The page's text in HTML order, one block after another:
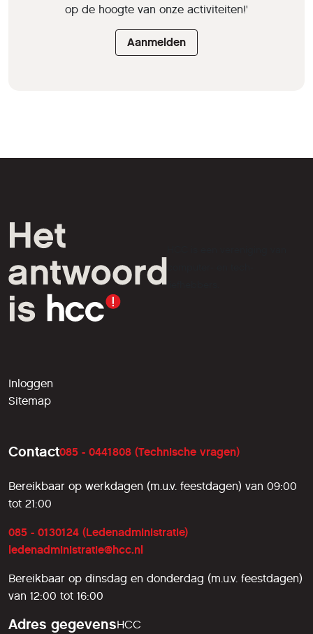
op de hoogte van onze activiteiten!'
Aanmelden
liefhebbers.
Inloggen
Sitemap
Contact085 - 0441808 (Technische vragen)
Bereikbaar op werkdagen (m.u.v. feestdagen) van 09:00
tot 21:00
085 - 0130124 (Ledenadministratie)
ledenadministratie@hcc.nl
Bereikbaar op dinsdag en donderdag (m.u.v. feestdagen)
van 12:00 tot 16:00
Adres gegevensHCC